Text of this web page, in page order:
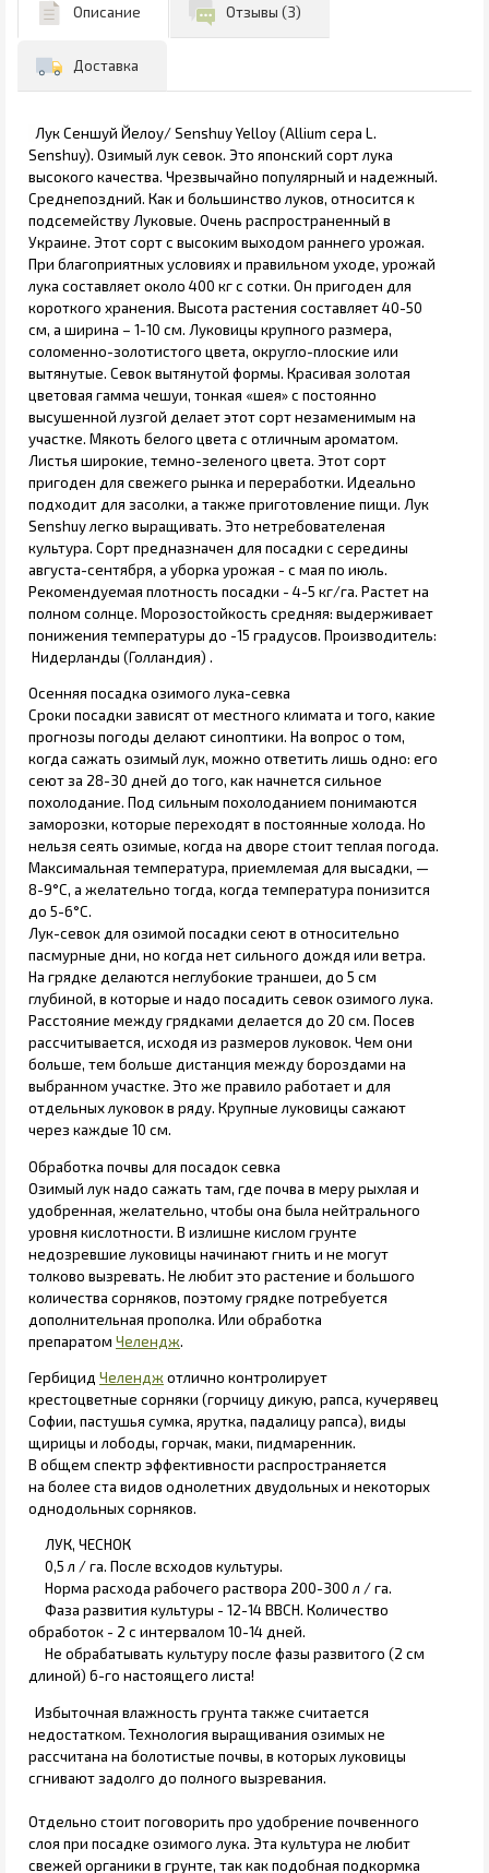
Описание Отзывы (3)
Доставка
Лук Сеншуй Йелоу/ Senshuy Yelloy (Allium cepa L.
Senshuy). Озимый лук севок. Это японский сорт лука
высокого качества. Чрезвычайно популярный и надежный.
Среднепоздний. Как и большинство луков, относится к
подсемейству Луковые. Очень распространенный в
Украине. Этот сорт с высоким выходом раннего урожая.
При благоприятных условиях и правильном уходе, урожай
лука составляет около 400 кг с сотки. Он пригоден для
короткого хранения. Высота растения составляет 40-50
см, а ширина – 1-10 см. Луковицы крупного размера,
соломенно-золотистого цвета, округло-плоские или
вытянутые. Севок вытянутой формы. Красивая золотая
цветовая гамма чешуи, тонкая «шея» с постоянно
высушенной лузгой делает этот сорт незаменимым на
участке. Мякоть белого цвета с отличным ароматом.
Листья широкие, темно-зеленого цвета. Этот сорт
пригоден для свежего рынка и переработки. Идеально
подходит для засолки, а также приготовление пищи. Лук
Senshuy легко выращивать. Это нетребователеная
культура. Сорт предназначен для посадки с середины
августа-сентября, а уборка урожая - с мая по июль.
Рекомендуемая плотность посадки - 4-5 кг/га. Растет на
полном солнце. Морозостойкость средняя: выдерживает
понижения температуры до -15 градусов. Производитель:
Нидерланды (Голландия) .
Осенняя посадка озимого лука-севка
Сроки посадки зависят от местного климата и того, какие
прогнозы погоды делают синоптики. На вопрос о том,
когда сажать озимый лук, можно ответить лишь одно: его
сеют за 28-30 дней до того, как начнется сильное
похолодание. Под сильным похолоданием понимаются
заморозки, которые переходят в постоянные холода. Но
нельзя сеять озимые, когда на дворе стоит теплая погода.
Максимальная температура, приемлемая для высадки, —
8-9°С, а желательно тогда, когда температура понизится
до 5-6°С.
Лук-севок для озимой посадки сеют в относительно
пасмурные дни, но когда нет сильного дождя или ветра.
На грядке делаются неглубокие траншеи, до 5 см
глубиной, в которые и надо посадить севок озимого лука.
Расстояние между грядками делается до 20 см. Посев
рассчитывается, исходя из размеров луковок. Чем они
больше, тем больше дистанция между бороздами на
выбранном участке. Это же правило работает и для
отдельных луковок в ряду. Крупные луковицы сажают
через каждые 10 см.
Обработка почвы для посадок севка
Озимый лук надо сажать там, где почва в меру рыхлая и
удобренная, желательно, чтобы она была нейтрального
уровня кислотности. В излишне кислом грунте
недозревшие луковицы начинают гнить и не могут
толково вызревать. Не любит это растение и большого
количества сорняков, поэтому грядке потребуется
дополнительная прополка. Или обработка
препаратом Челендж.
Гербицид Челендж отлично контролирует
крестоцветные сорняки (горчицу дикую, рапса, кучерявец
Софии, пастушья сумка, ярутка, падалицу рапса), виды
щирицы и лободы, горчак, маки, пидмаренник.
В общем спектр эффективности распространяется
на более ста видов однолетних двудольных и некоторых
однодольных сорняков.
ЛУК, ЧЕСНОК
0,5 л / га. После всходов культуры.
Норма расхода рабочего раствора 200-300 л / га.
Фаза развития культуры - 12-14 ВВСН. Количество
обработок - 2 с интервалом 10-14 дней.
Не обрабатывать культуру после фазы развитого (2 см
длиной) 6-го настоящего листа!
Избыточная влажность грунта также считается
недостатком. Технология выращивания озимых не
рассчитана на болотистые почвы, в которых луковицы
сгнивают задолго до полного вызревания.
Отдельно стоит поговорить про удобрение почвенного
слоя при посадке озимого лука. Эта культура не любит
свежей органики в грунте, так как подобная подкормка